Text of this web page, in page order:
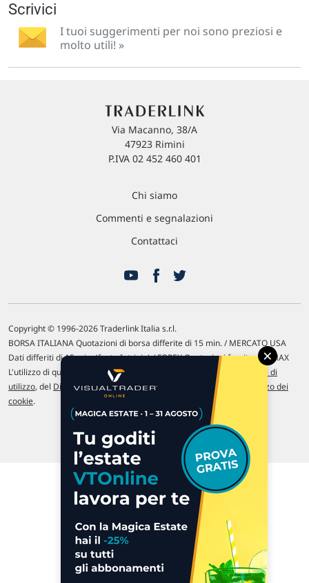
Scrivici
I tuoi suggerimenti per noi sono preziosi e
molto utili! »
Via Macanno, 38/A
47923 Rimini
P.IVA 02 452 460 401
Chi siamo
Commenti e segnalazioni
Contattaci
Copyright © 1996-2026 Traderlink Italia s.r.l.
BORSA ITALIANA Quotazioni di borsa differite di 15 min. / MERCATO USA
Dati differiti di 15 min. (fonte Intrinio) / FOREX Quotazioni fornite da LMAX
L'utilizzo di questo sito implica l'accettazione delle nostre
Condizioni di
utilizzo, del Disclaimer MAR, dellePolitiche sulla privacy
Utilizzo dei
cookie.
×